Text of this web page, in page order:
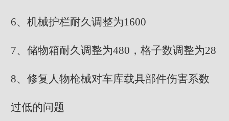
6、机械护栏耐久调整为1600
7、储物箱耐久调整为480，格子数调整为28
8、修复人物枪械对车库载具部件伤害系数
过低的问题